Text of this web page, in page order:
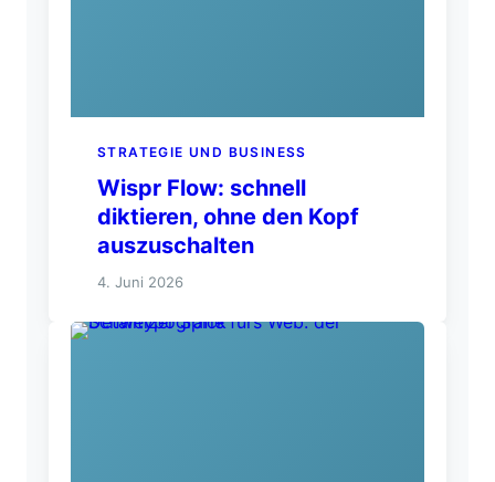
STRATEGIE UND BUSINESS
Wispr Flow: schnell
diktieren, ohne den Kopf
auszuschalten
4. Juni 2026